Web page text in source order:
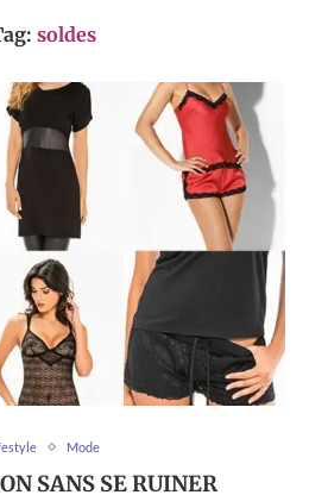
soldes
Mode
SANS SE RUINER